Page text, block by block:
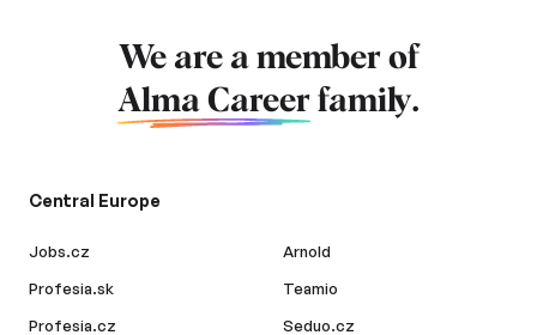
We are a member of
Alma Career family.
Central Europe
Jobs.cz
Profesia.sk
Profesia.cz
Arnold
Teamio
Seduo.cz